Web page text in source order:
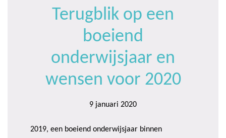
Terugblik op een
boeiend
onderwijsjaar en
wensen voor 2020
9 januari 2020
2019, een boeiend onderwijsjaar binnen